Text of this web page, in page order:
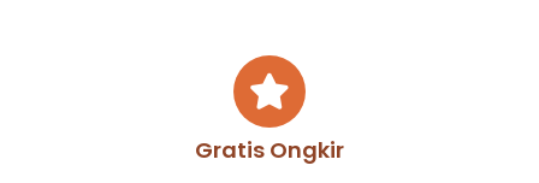
Gratis Ongkir